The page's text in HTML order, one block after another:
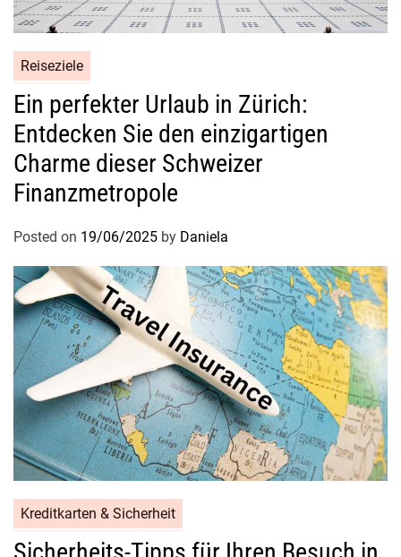
Reiseziele
Ein perfekter Urlaub in Zürich:
Entdecken Sie den einzigartigen
Charme dieser Schweizer
Finanzmetropole
Posted on 19/06/2025 by Daniela
Kreditkarten & Sicherheit